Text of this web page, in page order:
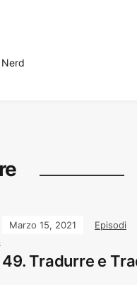
Marzo 15, 2021 Episodi
49. Tradurre e